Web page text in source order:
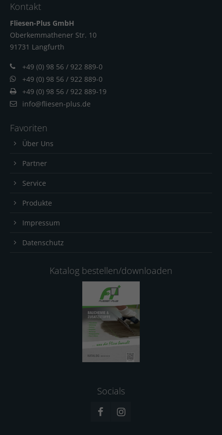
Kontakt
Fliesen-Plus GmbH
Oberkemmathener Str. 10
91731 Langfurth
+49 (0) 98 56 / 922 889-0
+49 (0) 98 56 / 922 889-0
+49 (0) 98 56 / 922 889-19
info@fliesen-plus.de
Favoriten
Über Uns
Partner
Service
Produkte
Impressum
Datenschutz
Katalog bestellen/downloaden
Socials